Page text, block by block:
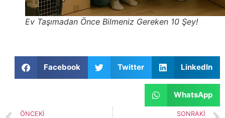
Ev Taşımadan Önce Bilmeniz Gereken 10 Şey!
Facebook Twitter LinkedIn
WhatsApp
ÖNCEKI SONRAKI